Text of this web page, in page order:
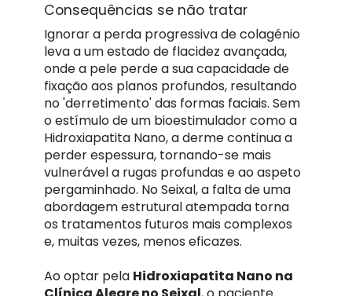
Consequências se não tratar
Ignorar a perda progressiva de colagénio
leva a um estado de flacidez avançada,
onde a pele perde a sua capacidade de
fixação aos planos profundos, resultando
no 'derretimento' das formas faciais. Sem
o estímulo de um bioestimulador como a
Hidroxiapatita Nano, a derme continua a
perder espessura, tornando-se mais
vulnerável a rugas profundas e ao aspeto
pergaminhado. No Seixal, a falta de uma
abordagem estrutural atempada torna
os tratamentos futuros mais complexos
e, muitas vezes, menos eficazes.
Ao optar pela Hidroxiapatita Nano na